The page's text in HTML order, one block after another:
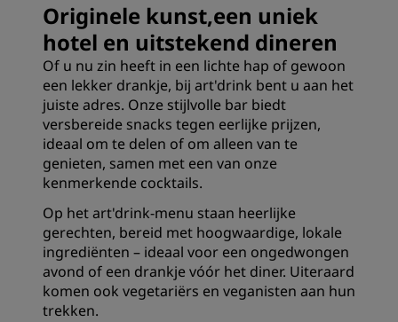
Originele kunst,een uniek
hotel en uitstekend dineren
Of u nu zin heeft in een lichte hap of gewoon
een lekker drankje, bij art'drink bent u aan het
juiste adres. Onze stijlvolle bar biedt
versbereide snacks tegen eerlijke prijzen,
ideaal om te delen of om alleen van te
genieten, samen met een van onze
kenmerkende cocktails.
Op het art'drink-menu staan heerlijke
gerechten, bereid met hoogwaardige, lokale
ingrediënten – ideaal voor een ongedwongen
avond of een drankje vóór het diner. Uiteraard
komen ook vegetariërs en veganisten aan hun
trekken.